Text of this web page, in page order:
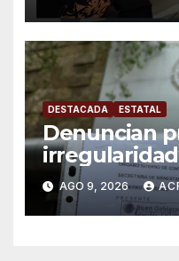
DESTACADA ESTATAL
Denuncian
de Coatepec
AGO 9, 2026